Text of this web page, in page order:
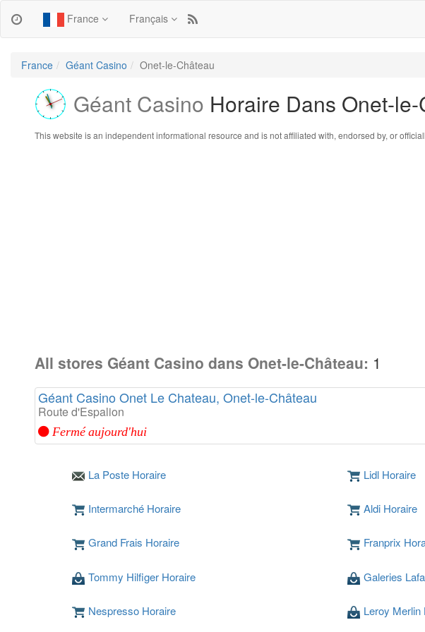
France Français
France Géant Casino Onet-le-Château
Géant Casino Horaire Dans Onet-
This website is an independent informational resource and is not affiliated with, endorsed by, or
All stores Géant Casino dans Onet-le-Château: 1
Géant Casino Onet Le Chateau, Onet-le-Château
Route d'Espalion
Fermé aujourd'hui
La Poste Horaire Lidl Horaire
Intermarché Horaire Aldi Horaire
Grand Frais Horaire Franprix
Tommy Hilfiger Horaire Galeries
Nespresso Horaire Leroy Merlin